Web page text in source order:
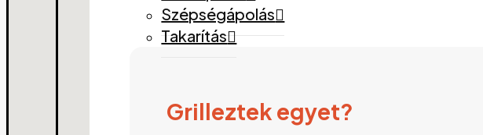
Szépségápolás
Takarítás
Grilleztek egyet?